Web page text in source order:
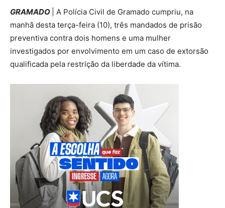
GRAMADO
| A Polícia Civil de Gramado cumpriu, na
manhã desta terça-feira (10), três mandados de prisão
preventiva contra dois homens e uma mulher
investigados por envolvimento em um caso de extorsão
qualificada pela restrição da liberdade da vítima.